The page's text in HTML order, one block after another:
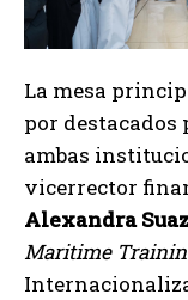
La mesa
por
ambas
vicerrector
Alexandra
Maritime